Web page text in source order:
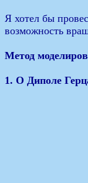
Я хотел бы
возможность
Метод
1. О Диполе